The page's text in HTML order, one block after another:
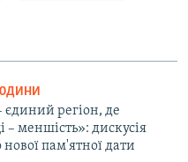
регіон, де
– меншість»: дискусія
пам'ятної дати